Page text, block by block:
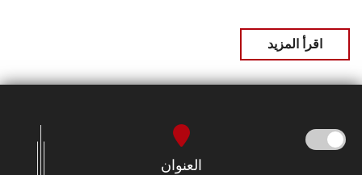
اقرأ المزيد
العنوان